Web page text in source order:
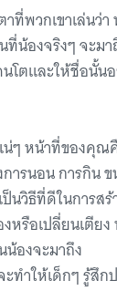
วกเขาเล่นว่า
ที่น้องจริงๆ จะมา
โตและให้ชื่อนั้
หน้าที่ของคุณ
รนอน การกิน
วิธีที่ดีในการส
รือเปลี่ยนเตียง
องจะมาถึง
ทำให้เด็กๆ รู้สึ